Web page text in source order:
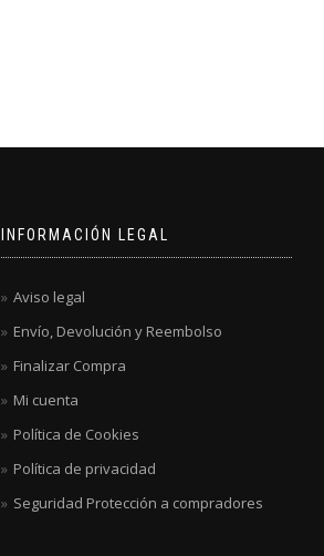
INFORMACIÓN LEGAL
Aviso legal
Envío, Devolución y Reembolso
Finalizar Compra
Mi cuenta
Política de Cookies
Política de privacidad
Seguridad Protección a compradores